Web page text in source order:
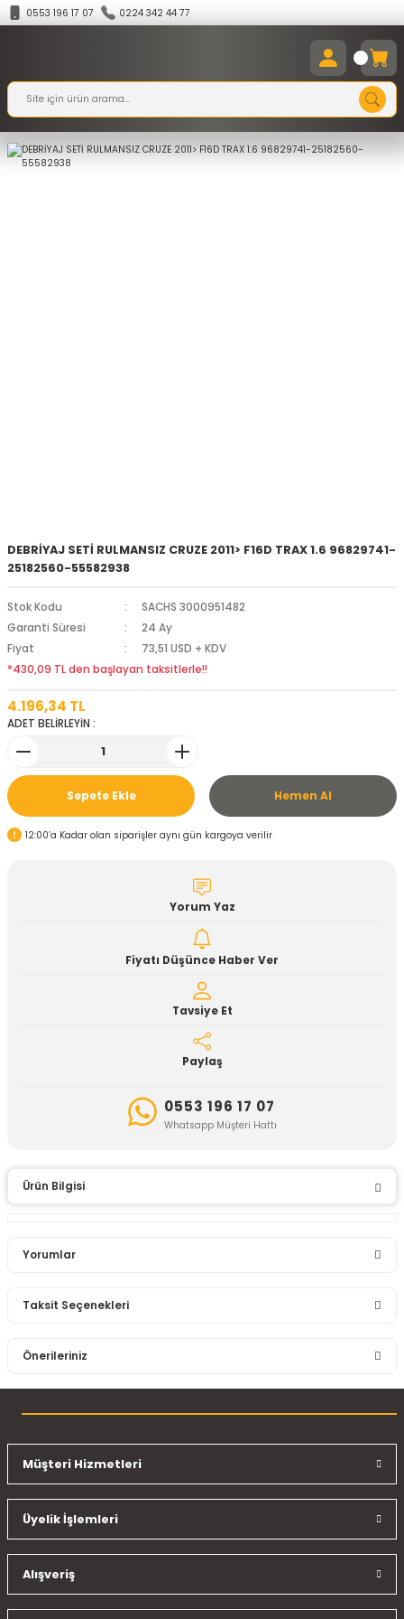
0553 196 17 07 0224 342 44 77
DEBRİYAJ SETİ RULMANSIZ CRUZE 2011> F16D TRAX 1.6 96829741-
25182560-55582938
Stok Kodu
SACHS 3000951482
Garanti Süresi
24 Ay
Fiyat
73,51 USD + KDV
*430,09 TL den başlayan taksitlerle!!
4.196,34 TL
ADET BELİRLEYİN :
Sepete Ekle Hemen Al
12:00’a Kadar olan siparişler aynı gün kargoya verilir
Yorum Yaz
Fiyatı Düşünce Haber Ver
Tavsiye Et
Paylaş
0553 196 17 07
Whatsapp Müşteri Hattı
Ürün Bilgisi
Yorumlar
Taksit Seçenekleri
Önerileriniz
konularda yetersiz gördüğünüz noktaları öneri formunu
Ürün resmi kalitesiz, bozuk veya görüntülenemiyor.
Ürün açıklamasında eksik bilgiler bulunuyor.
Ürün fiyatı diğer sitelerden daha pahalı.
Bu ürüne benzer farklı alternatifler olmalı.
Müşteri Hizmetleri
Üyelik İşlemleri
Alışveriş